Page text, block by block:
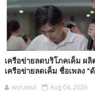
เครือข่ายลดบริโภคเค็ม ผ
เครือข่ายลดเค็ม ชื่อเพลง “
worawut Aug 04, 2026